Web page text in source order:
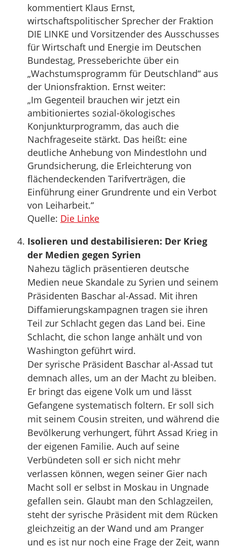
kommentiert Klaus Ernst,
wirtschaftspolitischer Sprecher der Fraktion
DIE LINKE und Vorsitzender des Ausschusses
für Wirtschaft und Energie im Deutschen
Bundestag, Presseberichte über ein
„Wachstumsprogramm für Deutschland“ aus
der Unionsfraktion. Ernst weiter:
„Im Gegenteil brauchen wir jetzt ein
ambitioniertes sozial-ökologisches
Konjunkturprogramm, das auch die
Nachfrageseite stärkt. Das heißt: eine
deutliche Anhebung von Mindestlohn und
Grundsicherung, die Erleichterung von
flächendeckenden Tarifverträgen, die
Einführung einer Grundrente und ein Verbot
von Leiharbeit.“
Quelle: Die Linke
Isolieren und destabilisieren: Der Krieg
der Medien gegen Syrien
Nahezu täglich präsentieren deutsche
Medien neue Skandale zu Syrien und seinem
Präsidenten Baschar al-Assad. Mit ihren
Diffamierungskampagnen tragen sie ihren
Teil zur Schlacht gegen das Land bei. Eine
Schlacht, die schon lange anhält und von
Washington geführt wird.
Der syrische Präsident Baschar al-Assad tut
demnach alles, um an der Macht zu bleiben.
Er bringt das eigene Volk um und lässt
Gefangene systematisch foltern. Er soll sich
mit seinem Cousin streiten, und während die
Bevölkerung verhungert, führt Assad Krieg in
der eigenen Familie. Auch auf seine
Verbündeten soll er sich nicht mehr
verlassen können, wegen seiner Gier nach
Macht soll er selbst in Moskau in Ungnade
gefallen sein. Glaubt man den Schlagzeilen,
steht der syrische Präsident mit dem Rücken
gleichzeitig an der Wand und am Pranger
und es ist nur noch eine Frage der Zeit, wann